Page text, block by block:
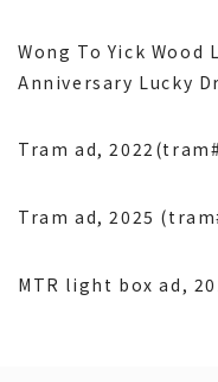
Wong To Yick
Anniversary Lucky
Tram ad,
Tram ad, 2025
MTR light box ad,